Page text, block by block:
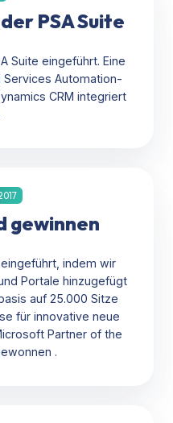
PSA Suite
Suite eingeführt. Eine
Automation-
CRM integriert
gewinnen
indem wir
Portale hinzugefügt
auf 25.000 Sitze
für innovative neue
Partner of the
.